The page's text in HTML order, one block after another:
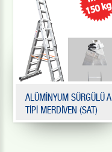
ALÜMİNYUM SÜRGÜLÜ A
TİPİ MERDİVEN (SAT)